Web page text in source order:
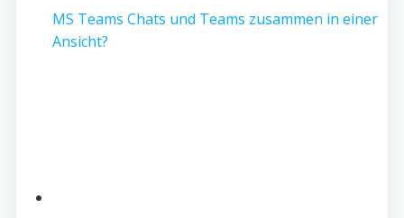
MS Teams Chats und Teams zusammen in einer
Ansicht?